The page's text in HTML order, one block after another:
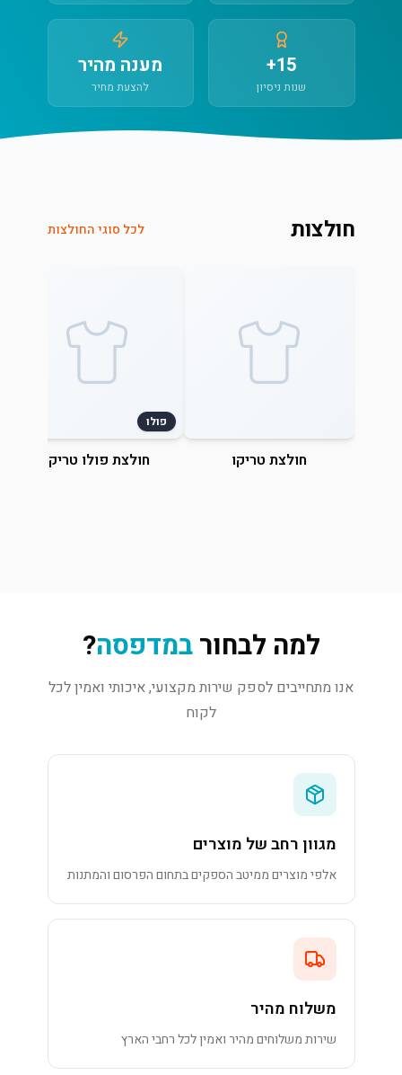
15+
שנות ניסיון
מענה מהיר
להצעת מחיר
חולצות לכל סוגי החולצות
חולצת טריקו
פולו
חולצת פולו טריקו
למה לבחורבמדפסה?
אנו מתחייבים לספק שירות מקצועי, איכותי ואמין לכל
לקוח
מגוון רחב של מוצרים
אלפי מוצרים ממיטב הספקים בתחום הפרסום והמתנות
משלוח מהיר
שירות משלוחים מהיר ואמין לכל רחבי הארץ